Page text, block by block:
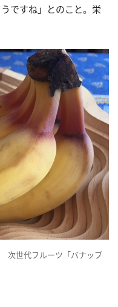
ですね」とのこと。栄
次世代フルーツ「バナップ